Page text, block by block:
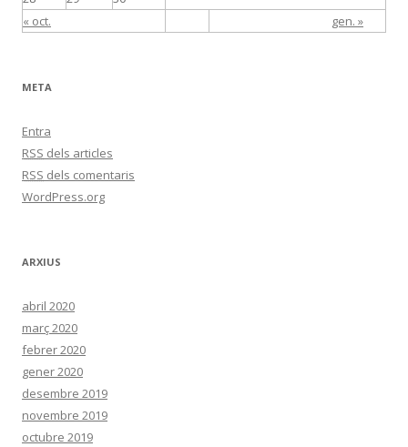
« oct. gen. »
META
Entra
RSS dels articles
RSS dels comentaris
WordPress.org
ARXIUS
abril 2020
març 2020
febrer 2020
gener 2020
desembre 2019
novembre 2019
octubre 2019